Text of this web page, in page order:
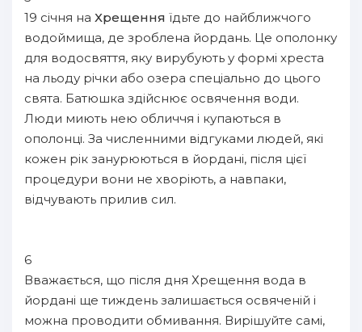
19 січня на Хрещення їдьте до найближчого
водоймища, де зроблена йордань. Це ополонку
для водосвяття, яку вирубують у формі хреста
на льоду річки або озера спеціально до цього
свята. Батюшка здійснює освячення води.
Люди миють нею обличчя і купаються в
ополонці. За численними відгуками людей, які
кожен рік занурюються в йордані, після цієї
процедури вони не хворіють, а навпаки,
відчувають прилив сил.
6
Вважається, що після дня Хрещення вода в
йордані ще тиждень залишається освяченій і
можна проводити обмивання. Вирішуйте самі,